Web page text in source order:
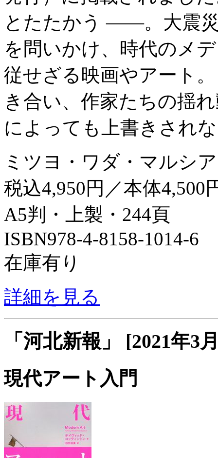
とたたかう ——。大震
を問いかけ、時代のメ
従せざる映画やアート
き合い、作家たちの揺
によっても上書きされ
ミツヨ・ワダ・マルシ
税込4,950円／本体4,500
A5判・上製・244頁
ISBN978-4-8158-1014-6
在庫有り
詳細を見る
「河北新報」 [2021年3
現代アート入門